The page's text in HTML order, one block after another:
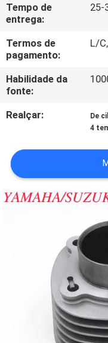
CONTACTE-
NOS
PEÇA
CITAÇÕES
MAPA
DO
PRIVACY
POLICY
Tempo de
entrega:
25-
Termos de
pagamento:
L/
Habilidade da
fonte:
Realçar: De
4